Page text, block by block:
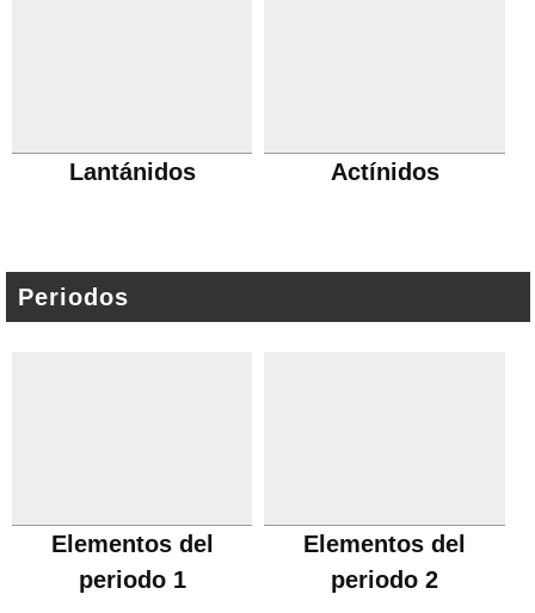
Lantánidos Actínidos
Periodos
Elementos del
periodo 1
Elementos del
periodo 2